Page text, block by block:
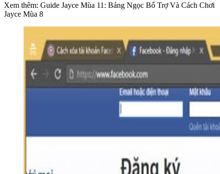
Xem thêm: Guide Jayce Mùa 11: Bảng Ngọc Bổ Trợ Và Cách Chơi
Jayce Mùa 8